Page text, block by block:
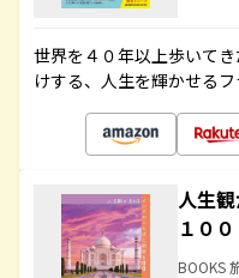
世界を４０年以上歩いて
けする、人生を輝かせる
人生
１００
BOOKS